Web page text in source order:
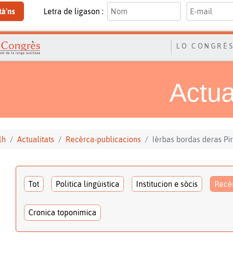
Letra de ligason :
LO CONGRÈS
Actualitats Recèrca-publicacions Ièrbas bordas deras
Tot Politica lingüistica Institucion e sòcis
Cronica toponimica